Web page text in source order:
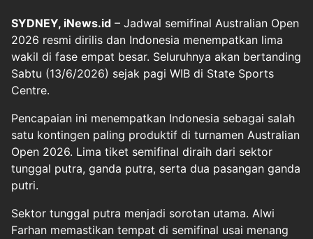
SYDNEY, iNews.id – Jadwal semifinal Australian Open
2026 resmi dirilis dan Indonesia menempatkan lima
wakil di fase empat besar. Seluruhnya akan bertanding
Sabtu (13/6/2026) sejak pagi WIB di State Sports
Centre.
Pencapaian ini menempatkan Indonesia sebagai salah
satu kontingen paling produktif di turnamen Australian
Open 2026. Lima tiket semifinal diraih dari sektor
tunggal putra, ganda putra, serta dua pasangan ganda
putri.
Sektor tunggal putra menjadi sorotan utama. Alwi
Farhan memastikan tempat di semifinal usai menang